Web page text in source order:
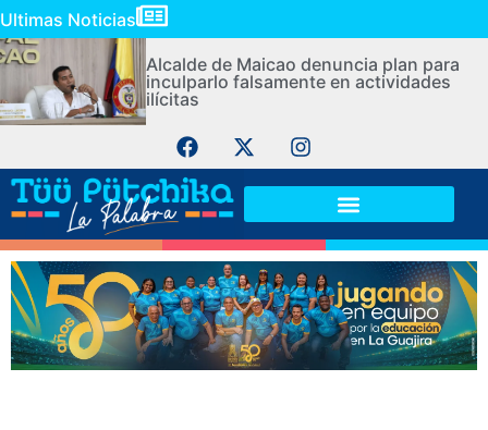
Ultimas Noticias
Alcalde de Maicao denuncia plan para
inculparlo falsamente en actividades
ilícitas